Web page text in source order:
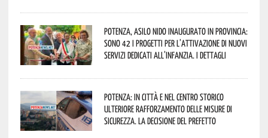
Potenza, asilo nido inaugurato in provincia:
sono 42 i progetti per l’attivazione di nuovi
servizi dedicati all’infanzia. I dettagli
Potenza: in città e nel centro storico
ulteriore rafforzamento delle misure di
sicurezza. La decisione del Prefetto